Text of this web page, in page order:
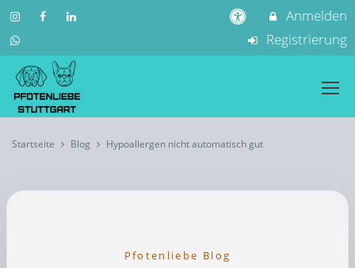
Anmelden
Registrierung
Startseite Blog Hypoallergen nicht automatisch gut
Pfotenliebe Blog